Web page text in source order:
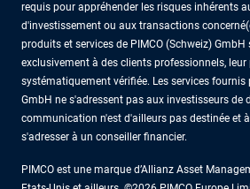
requis pour appréhender les risques inhérents
d'investissement ou aux transactions
produits et services de PIMCO (Schweiz)
exclusivement à des clients professionnels, leur
systématiquement vérifiée. Les services fournis
GmbH ne s'adressent pas aux investisseurs de
communication n'est d'ailleurs pas destinée et
s'adresser à un conseiller financier.
PIMCO est une marque d’Allianz Asset